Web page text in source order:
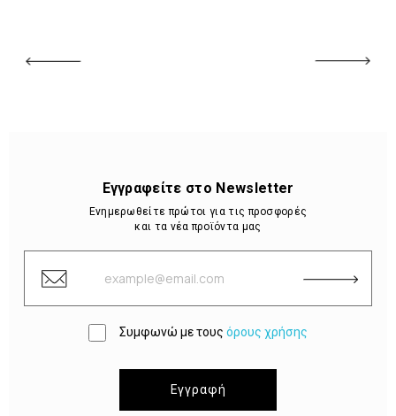
Εγγραφείτε στο Newsletter
Ενημερωθείτε πρώτοι για τις προσφορές
και τα νέα προϊόντα μας
Συμφωνώ με τους όρους χρήσης
Εγγραφή